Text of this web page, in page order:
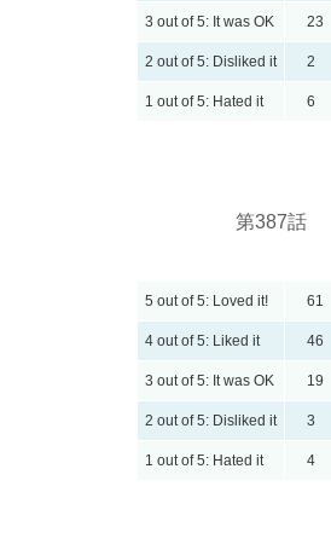
3 out of 5: It was OK 23
2 out of 5: Disliked it 2
1 out of 5: Hated it 6
第387話
5 out of 5: Loved it! 61
4 out of 5: Liked it 46
3 out of 5: It was OK 19
2 out of 5: Disliked it 3
1 out of 5: Hated it 4